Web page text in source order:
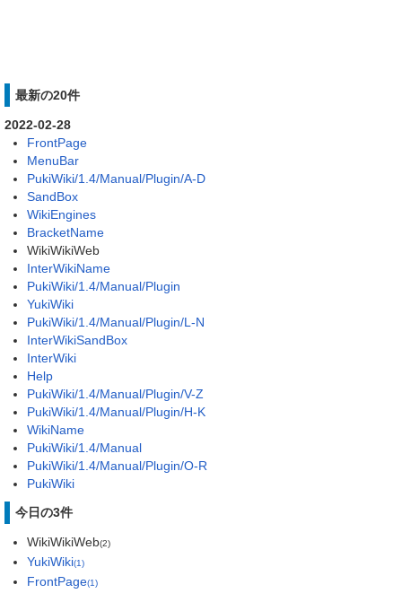
最新の20件
2022-02-28
FrontPage
MenuBar
PukiWiki/1.4/Manual/Plugin/A-D
SandBox
WikiEngines
BracketName
WikiWikiWeb
InterWikiName
PukiWiki/1.4/Manual/Plugin
YukiWiki
PukiWiki/1.4/Manual/Plugin/L-N
InterWikiSandBox
InterWiki
Help
PukiWiki/1.4/Manual/Plugin/V-Z
PukiWiki/1.4/Manual/Plugin/H-K
WikiName
PukiWiki/1.4/Manual
PukiWiki/1.4/Manual/Plugin/O-R
PukiWiki
今日の3件
WikiWikiWeb(2)
YukiWiki(1)
FrontPage(1)